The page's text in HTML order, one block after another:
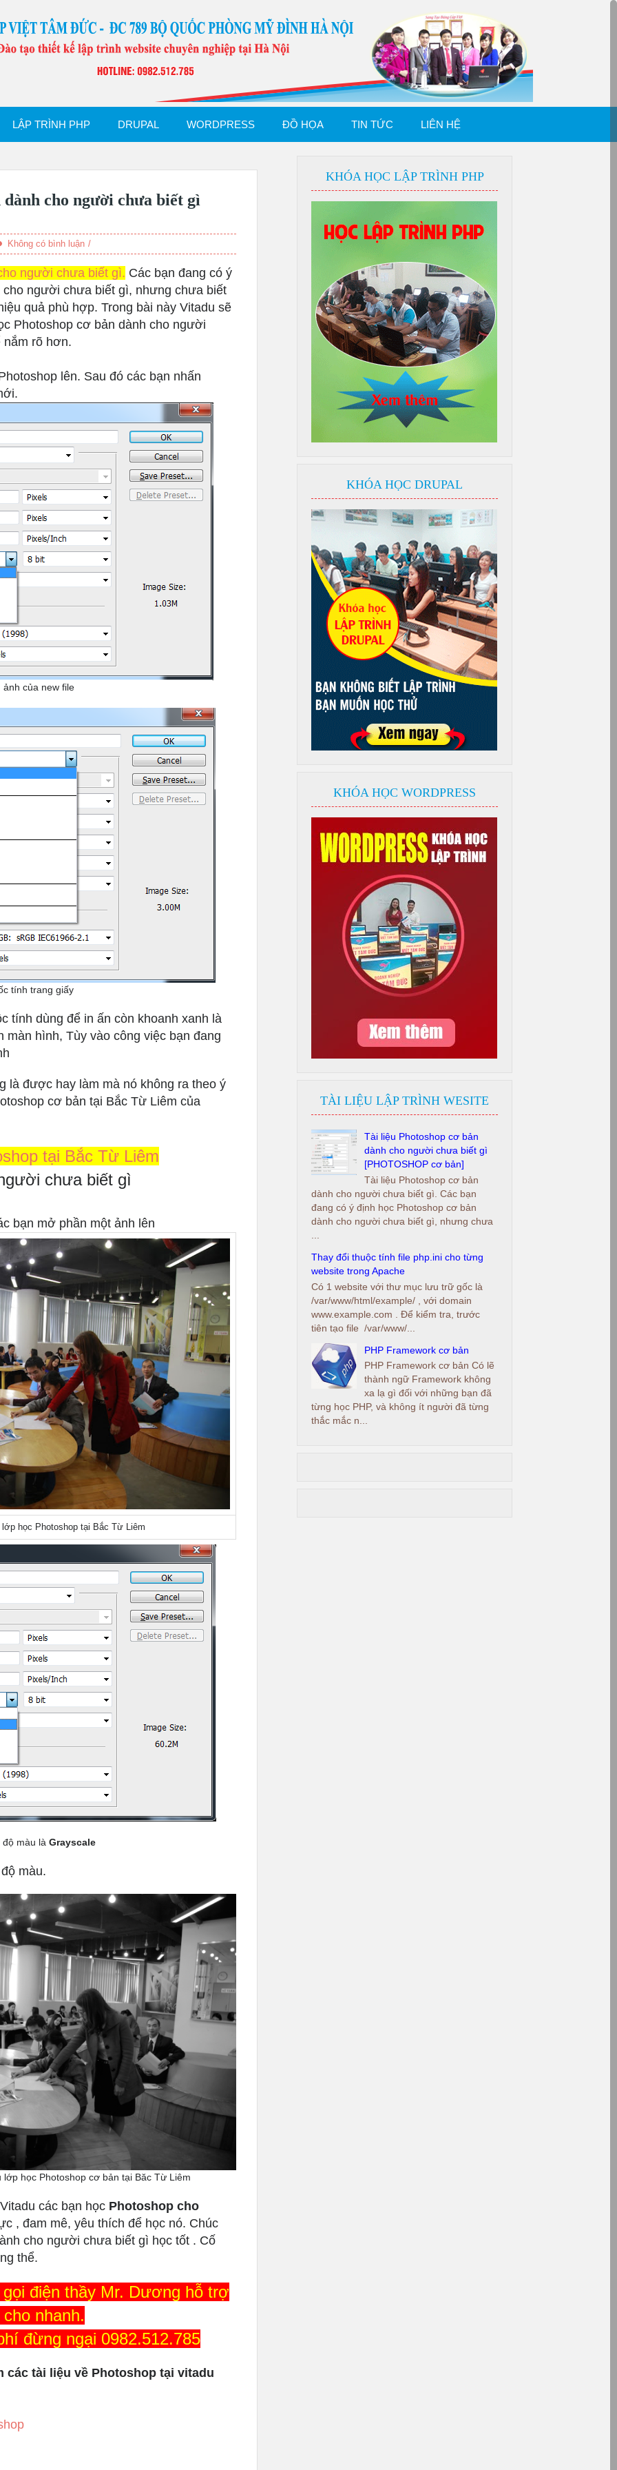
LẬP TRÌNH PHP DRUPAL WORDPRESS ĐỒ HỌA TIN TỨC LIÊN HỆ
cho người chưa biết gì
Không có bình luận
người chưa biết gì. Các bạn đang có ý
người chưa biết gì, nhưng chưa biết
quả phù hợp. Trong bài này Vitadu sẽ
Photoshop cơ bản dành cho người
nắm rõ hơn.
lên. Sau đó các bạn nhấn
ảnh của new file
tính trang giấy
tính dùng để in ấn còn khoanh xanh là
màn hình, Tùy vào công việc bạn đang
là được hay làm mà nó không ra theo ý
cơ bản tại Bắc Từ Liêm của
tại Bắc Từ Liêm
chưa biết gì
bạn mở phần một ảnh lên
học Photoshop tại Bắc Từ Liêm
màu là Grayscale
màu.
học Photoshop cơ bản tại Băc Từ Liêm
các bạn học Photoshop cho
, đam mê, yêu thích để học nó. Chúc
cho người chưa biết gì học tốt . Cố
thể.
điện thầy Mr. Dương hỗ trợ
nhanh.
đừng ngại 0982.512.785
các tài liệu về Photoshop tại vitadu
KHÓA HỌC LẬP TRÌNH PHP
KHÓA HỌC DRUPAL
KHÓA HỌC WORDPRESS
TÀI LIỆU LẬP TRÌNH WESITE
Tài liệu Photoshop cơ bản
dành cho người chưa biết gì
[PHOTOSHOP cơ bản]
Tài liệu Photoshop cơ bản
dành cho người chưa biết gì. Các bạn
đang có ý định học Photoshop cơ bản
dành cho người chưa biết gì, nhưng chưa
Thay đổi thuộc tính file php.ini cho từng
website trong Apache
Có 1 website với thư mục lưu trữ gốc là
/var/www/html/example/ , với domain
www.example.com . Để kiểm tra, trước
tiên tạo file /var/www/...
PHP Framework cơ bản
PHP Framework cơ bản Có lẽ
thành ngữ Framework không
xa lạ gì đối với những bạn đã
từng học PHP, và không ít người đã từng
thắc mắc n...